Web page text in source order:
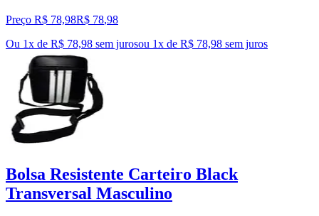
Preço R$ 78,98R$ 78,98
Ou 1x de R$ 78,98 sem jurosou 1x de R$ 78,98 sem juros
Bolsa Resistente Carteiro Black
Transversal Masculino